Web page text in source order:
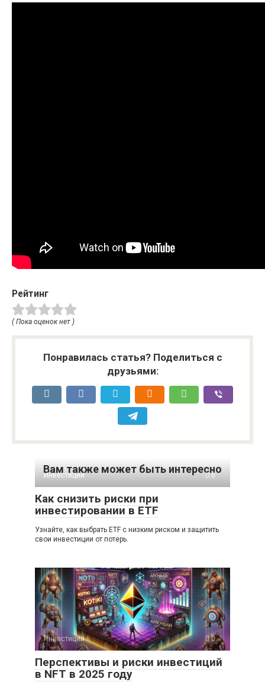
Рейтинг
( Пока оценок нет )
Понравилась статья? Поделиться с
друзьями:
Вам также может быть интересно
Инвестиции 0
Как снизить риски при
инвестировании в ETF
Узнайте, как выбрать ETF с низким риском и защитить
свои инвестиции от потерь.
Инвестиции 0
Перспективы и риски инвестиций
в NFT в 2025 году